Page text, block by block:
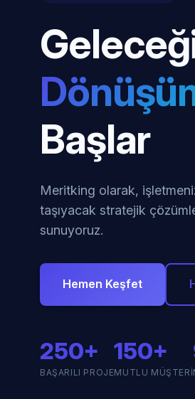
Başlar
Meritking olarak,
taşıyacak stratejik
sunuyoruz.
Hemen Keşfet
250+
BAŞARILI PROJE
150+
MUTLU MÜŞTERI